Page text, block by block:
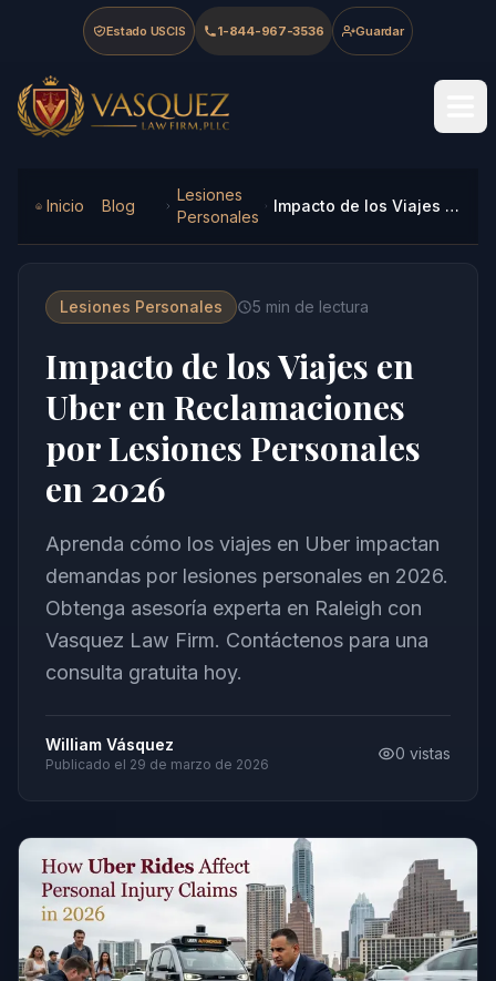
Skip to main content
Skip to navigation
Skip to footer
Estado USCIS 1-844-967-3536 Guardar
Vasquez Law Firm - Home
Inicio Blog
Lesiones
Personales
Impacto de los Viajes en Uber en Reclamaciones por Lesiones Personales en 2026
Lesiones Personales 5 min de lectura
Impacto de los Viajes en
Uber en Reclamaciones
por Lesiones Personales
en 2026
Aprenda cómo los viajes en Uber impactan
demandas por lesiones personales en 2026.
Obtenga asesoría experta en Raleigh con
Vasquez Law Firm. Contáctenos para una
consulta gratuita hoy.
William Vásquez
Publicado el 29 de marzo de 2026
0 vistas